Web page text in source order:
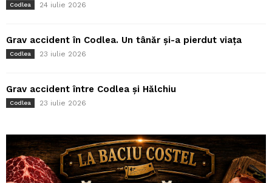
Codlea 24 iulie 2026
Grav accident în Codlea. Un tânăr și-a pierdut viața
Codlea 23 iulie 2026
Grav accident între Codlea și Hălchiu
Codlea 23 iulie 2026